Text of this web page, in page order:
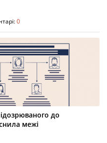
0
до
межі